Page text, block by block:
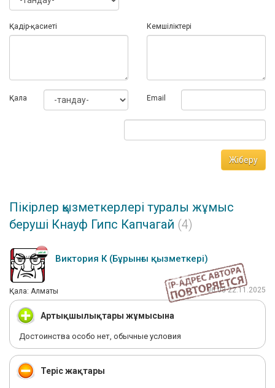
Қадір-қасиеті Кемшіліктері
Қала Email
Жіберу
Пікірлер қызметкерлері туралы жұмыс
беруші Кнауф Гипс Капчагай (4)
Виктория К (Бұрынғы қызметкері)
Қала: Алматы 06:03 22.11.2025
Артықшылықтары жұмысына
Достоинства особо нет, обычные условия
Теріс жақтары